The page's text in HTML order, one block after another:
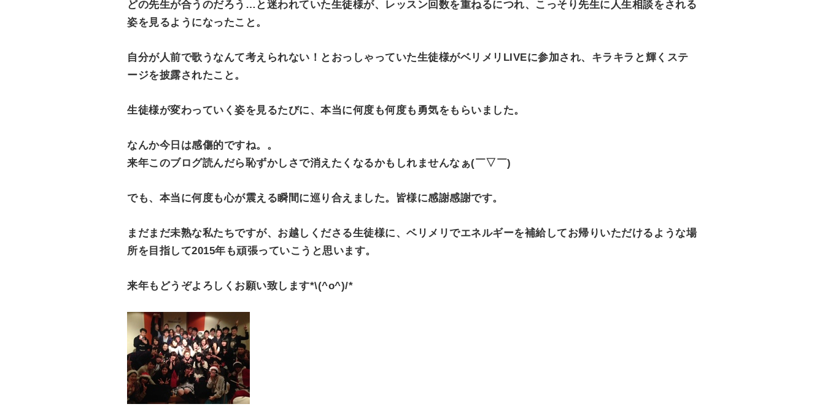
どの先生が合うのだろう…と迷われていた生徒様が、レッスン回数を重ねるにつれ、こっそり先生に人生相談をされる
姿を見るようになったこと。
自分が人前で歌うなんて考えられない！とおっしゃっていた生徒様がベリメリLIVEに参加され、キラキラと輝くステ
ージを披露されたこと。
生徒様が変わっていく姿を見るたびに、本当に何度も何度も勇気をもらいました。
なんか今日は感傷的ですね。。
来年このブログ読んだら恥ずかしさで消えたくなるかもしれませんなぁ(￣▽￣)
でも、本当に何度も心が震える瞬間に巡り合えました。皆様に感謝感謝です。
まだまだ未熟な私たちですが、お越しくださる生徒様に、ベリメリでエネルギーを補給してお帰りいただけるような場
所を目指して2015年も頑張っていこうと思います。
来年もどうぞよろしくお願い致します*\(^o^)/*